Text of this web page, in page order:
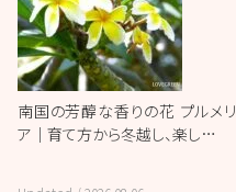
南国の芳醇な香りの花 プルメリ
ア｜育て方から冬越し、楽し…